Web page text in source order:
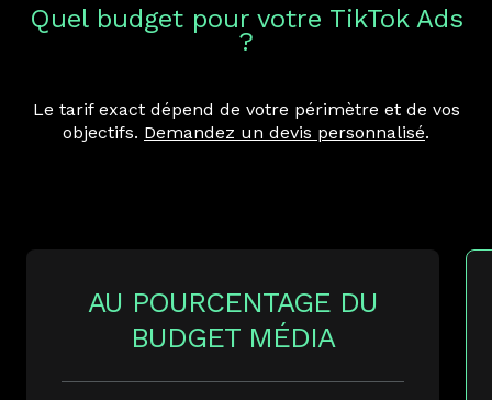
Quel budget pour votre TikTok Ads
?
Le tarif exact dépend de votre périmètre et de vos
objectifs. Demandez un devis personnalisé.
AU POURCENTAGE DU
BUDGET MÉDIA